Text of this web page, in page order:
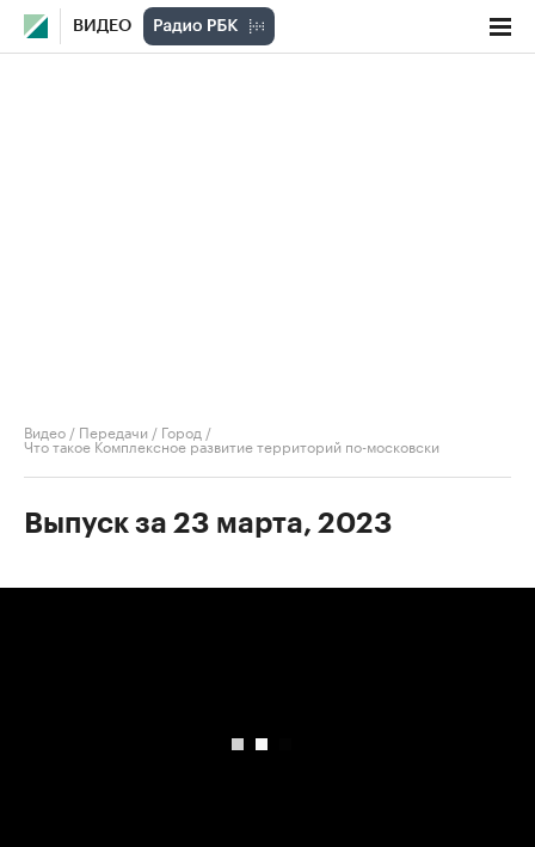
ВИДЕО
Видео / Передачи / Город /
Что такое Комплексное развитие территорий по-московски
Выпуск за 23 марта, 2023